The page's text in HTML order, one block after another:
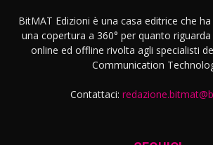
BitMAT Edizioni è una casa editrice che
una copertura a 360° per quanto
online ed offline rivolta agli specialisti
Communication
Contattaci: